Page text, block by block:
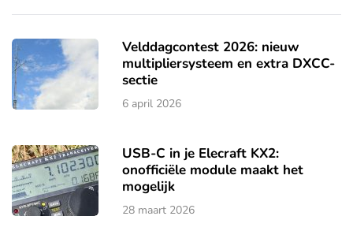
Velddagcontest 2026: nieuw
multipliersysteem en extra DXCC-
sectie
6 april 2026
USB-C in je Elecraft KX2:
onofficiële module maakt het
mogelijk
28 maart 2026